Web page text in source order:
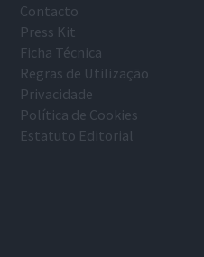
Contacto
Press Kit
Ficha Técnica
Regras de Utilização
Privacidade
Política de Cookies
Estatuto Editorial